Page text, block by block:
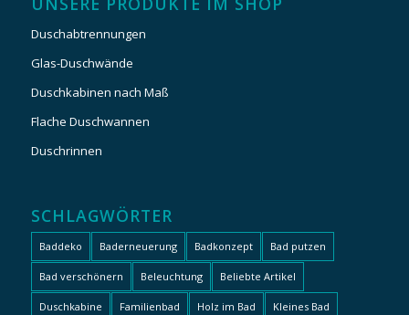
Duschabtrennungen
Glas-Duschwände
Duschkabinen nach Maß
Flache Duschwannen
Duschrinnen
SCHLAGWÖRTER
Baddeko Baderneuerung Badkonzept Bad putzen
Bad verschönern Beleuchtung Beliebte Artikel
Duschkabine Familienbad Holz im Bad Kleines Bad